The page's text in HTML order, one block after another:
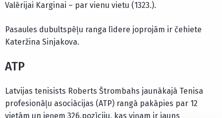
Valērijai Karginai – par vienu vietu (1323.).
Pasaules dubultspēļu ranga līdere joprojām ir čehiete
Kateržina Sinjakova.
ATP
Latvijas tenisists Roberts Štrombahs jaunākajā Tenisa
profesionāļu asociācijas (ATP) rangā pakāpies par 12
vietām un ieņem 326.pozīciju, kas viņam ir jauns